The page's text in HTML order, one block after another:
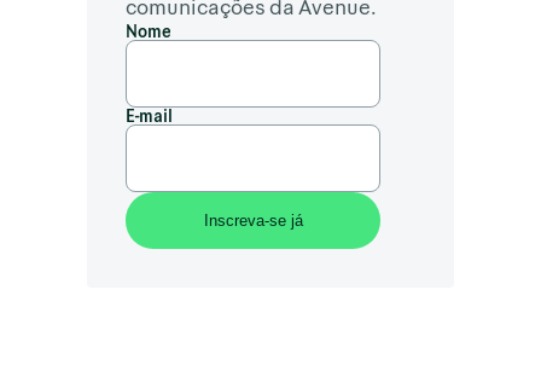
comunicações da Avenue.
Nome
E-mail